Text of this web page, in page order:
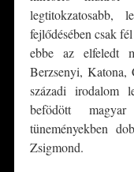
legtitokzatosabb,
fejlődésében csak
ebbe az elfeledt
Berzsenyi,
századi irodalom
befödött
tüneményekben
Zsigmond.